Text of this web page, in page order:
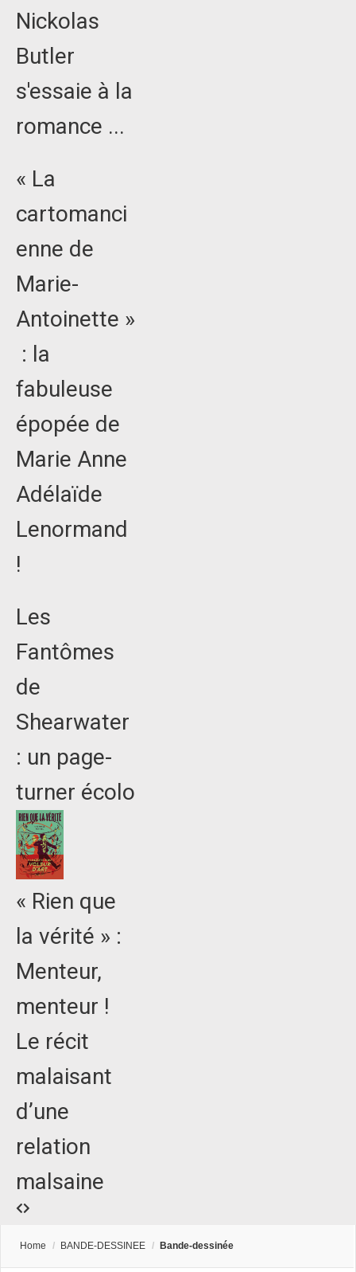
Nickolas
Butler
s'essaie à la
romance ...
« La
cartomanci
enne de
Marie-
Antoinette »
: la
fabuleuse
épopée de
Marie Anne
Adélaïde
Lenormand
!
Les
Fantômes
de
Shearwater
: un page-
turner écolo
« Rien que
la vérité » :
Menteur,
menteur !
Le récit
malaisant
d’une
relation
malsaine
Home / BANDE-DESSINEE / Bande-dessinée